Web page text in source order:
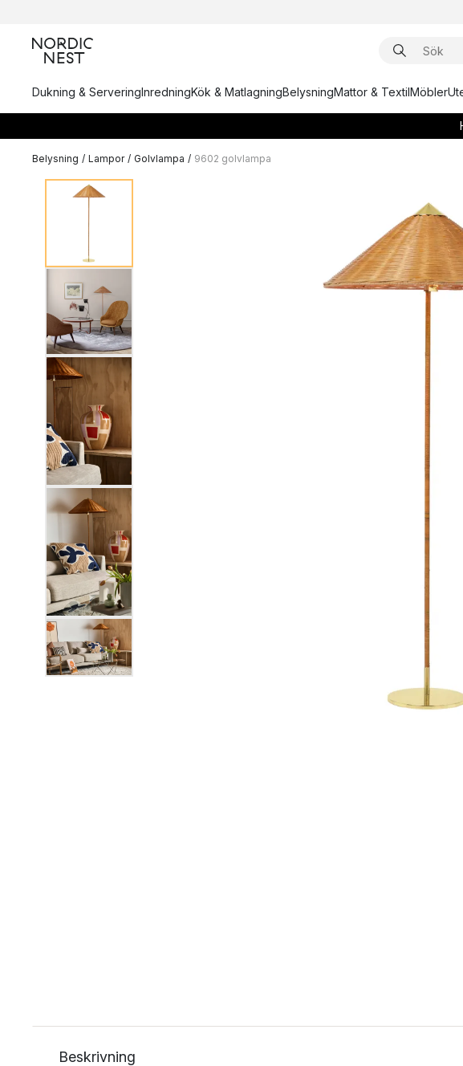
Dukning & ServeringInredningKök & MatlagningBelysningMattor & TextilMöbler
Belysning / Lampor / Golvlampa / 9602 golvlampa
Beskrivning